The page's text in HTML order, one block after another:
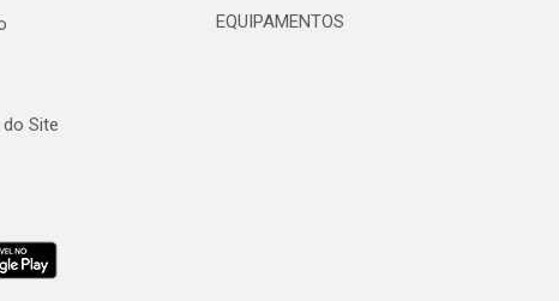
Site
EQUIPAMENTOS